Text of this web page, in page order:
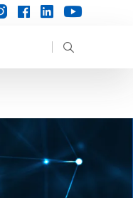
instagramfacebooklinkedinyoutube